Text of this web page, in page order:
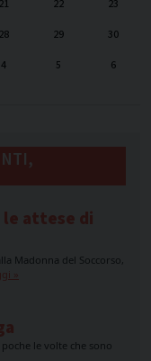
21 22
23
28 29
30
4 5 6
le attese di
Madonna del Soccorso,
»
le volte che sono